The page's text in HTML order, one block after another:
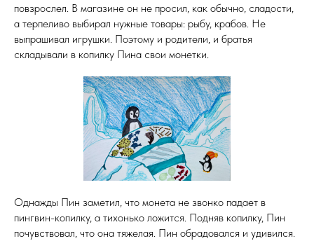
повзрослел. В магазине он не просил, как обычно, сладости,
а терпеливо выбирал нужные товары: рыбу, крабов. Не
выпрашивал игрушки. Поэтому и родители, и братья
складывали в копилку Пина свои монетки.
Однажды Пин заметил, что монета не звонко падает в
пингвин-копилку, а тихонько ложится. Подняв копилку, Пин
почувствовал, что она тяжелая. Пин обрадовался и удивился.